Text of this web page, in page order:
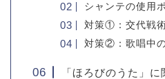
シャンテの使用
対策①：交代戦
対策②：歌唱中
「ほろびのうた」